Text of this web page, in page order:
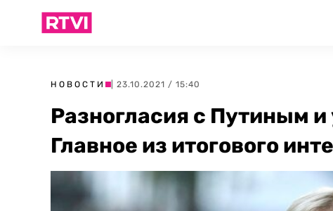
НОВОСТИ | 23.10.2021 / 15:40
Разногласия с Путиным
Главное из итогового